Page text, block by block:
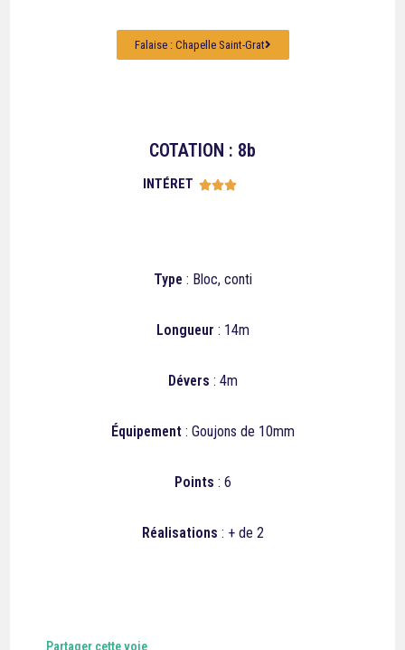
Falaise : Chapelle Saint-Grat
COTATION : 8b
INTÉRET 
Type : Bloc, conti
Longueur : 14m
Dévers : 4m
Équipement: Goujons de 10mm
Points : 6
Réalisations : + de 2
Partager cette voie